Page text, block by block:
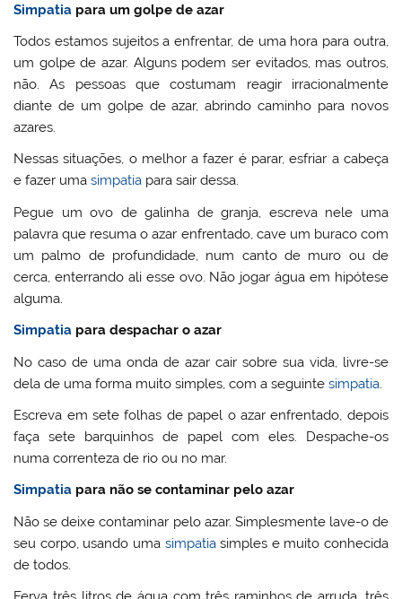
Simpatia para um golpe de azar
Todos estamos sujeitos a enfrentar, de uma hora para outra,
um golpe de azar. Alguns podem ser evitados, mas outros,
não. As pessoas que costumam reagir irracionalmente
diante de um golpe de azar, abrindo caminho para novos
azares.
Nessas situações, o melhor a fazer é parar, esfriar a cabeça
e fazer umasimpatia para sair dessa.
Pegue um ovo de galinha de granja, escreva nele uma
palavra que resuma o azar enfrentado, cave um buraco com
um palmo de profundidade, num canto de muro ou de
cerca, enterrando ali esse ovo. Não jogar água em hipótese
alguma.
Simpatia para despachar o azar
No caso de uma onda de azar cair sobre sua vida, livre-se
dela de uma forma muito simples, com a seguintesimpatia.
Escreva em sete folhas de papel o azar enfrentado, depois
faça sete barquinhos de papel com eles. Despache-os
numa correnteza de rio ou no mar.
Simpatia para não se contaminar pelo azar
Não se deixe contaminar pelo azar. Simplesmente lave-o de
seu corpo, usando uma simpatiasimples e muito conhecida
de todos.